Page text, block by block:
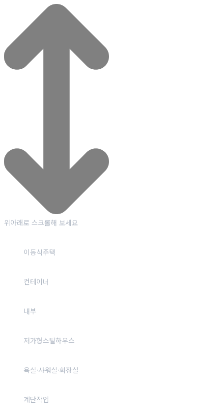
위아래로 스크롤해 보세요
이동식주택
컨테이너
내부
저가형스틸하우스
욕실·샤워실·화장실
계단작업